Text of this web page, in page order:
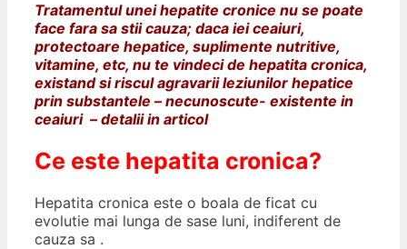
Tratamentul unei hepatite cronice nu se poate
face fara sa stii cauza; daca iei ceaiuri,
protectoare hepatice, suplimente nutritive,
vitamine, etc, nu te vindeci de hepatita cronica,
existand si riscul agravarii leziunilor hepatice
prin substantele – necunoscute- existente in
ceaiuri – detalii in articol
Ce este hepatita cronica?
Hepatita cronica este o boala de ficat cu
evolutie mai lunga de sase luni, indiferent de
cauza sa .